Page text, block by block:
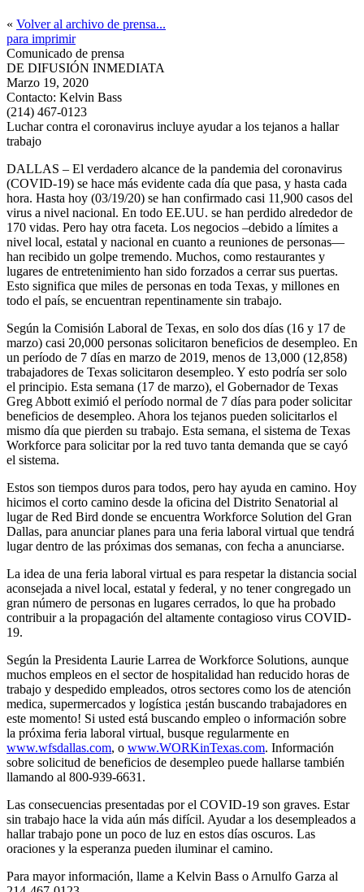
« Volver al archivo de prensa...
para imprimir
Comunicado de prensa
DE DIFUSIÓN INMEDIATA
Marzo 19, 2020
Contacto: Kelvin Bass
(214) 467-0123
Luchar contra el coronavirus incluye ayudar a los tejanos a hallar
trabajo
DALLAS – El verdadero alcance de la pandemia del coronavirus
(COVID-19) se hace más evidente cada día que pasa, y hasta cada
hora. Hasta hoy (03/19/20) se han confirmado casi 11,900 casos del
virus a nivel nacional. En todo EE.UU. se han perdido alrededor de
170 vidas. Pero hay otra faceta. Los negocios –debido a límites a
nivel local, estatal y nacional en cuanto a reuniones de personas—
han recibido un golpe tremendo. Muchos, como restaurantes y
lugares de entretenimiento han sido forzados a cerrar sus puertas.
Esto significa que miles de personas en toda Texas, y millones en
todo el país, se encuentran repentinamente sin trabajo.
Según la Comisión Laboral de Texas, en solo dos días (16 y 17 de
marzo) casi 20,000 personas solicitaron beneficios de desempleo. En
un período de 7 días en marzo de 2019, menos de 13,000 (12,858)
trabajadores de Texas solicitaron desempleo. Y esto podría ser solo
el principio. Esta semana (17 de marzo), el Gobernador de Texas
Greg Abbott eximió el período normal de 7 días para poder solicitar
beneficios de desempleo. Ahora los tejanos pueden solicitarlos el
mismo día que pierden su trabajo. Esta semana, el sistema de Texas
Workforce para solicitar por la red tuvo tanta demanda que se cayó
el sistema.
Estos son tiempos duros para todos, pero hay ayuda en camino. Hoy
hicimos el corto camino desde la oficina del Distrito Senatorial al
lugar de Red Bird donde se encuentra Workforce Solution del Gran
Dallas, para anunciar planes para una feria laboral virtual que tendrá
lugar dentro de las próximas dos semanas, con fecha a anunciarse.
La idea de una feria laboral virtual es para respetar la distancia social
aconsejada a nivel local, estatal y federal, y no tener congregado un
gran número de personas en lugares cerrados, lo que ha probado
contribuir a la propagación del altamente contagioso virus COVID-
19.
Según la Presidenta Laurie Larrea de Workforce Solutions, aunque
muchos empleos en el sector de hospitalidad han reducido horas de
trabajo y despedido empleados, otros sectores como los de atención
medica, supermercados y logística ¡están buscando trabajadores en
este momento! Si usted está buscando empleo o información sobre
la próxima feria laboral virtual, busque regularmente en
www.wfsdallas.com, o www.WORKinTexas.com. Información
sobre solicitud de beneficios de desempleo puede hallarse también
llamando al 800-939-6631.
Las consecuencias presentadas por el COVID-19 son graves. Estar
sin trabajo hace la vida aún más difícil. Ayudar a los desempleados a
hallar trabajo pone un poco de luz en estos días oscuros. Las
oraciones y la esperanza pueden iluminar el camino.
Para mayor información, llame a Kelvin Bass o Arnulfo Garza al